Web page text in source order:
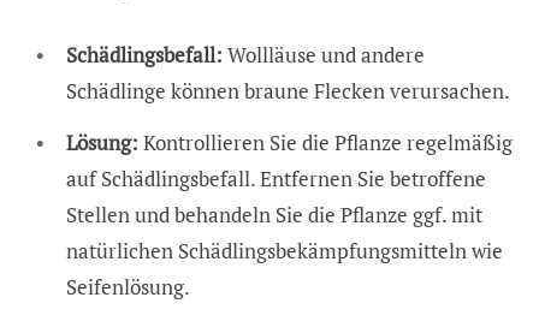
Schädlingsbefall: Wollläuse und andere
Schädlinge können braune Flecken verursachen.
Lösung: Kontrollieren Sie die Pflanze regelmäßig
auf Schädlingsbefall. Entfernen Sie betroffene
Stellen und behandeln Sie die Pflanze ggf. mit
natürlichen Schädlingsbekämpfungsmitteln wie
Seifenlösung.